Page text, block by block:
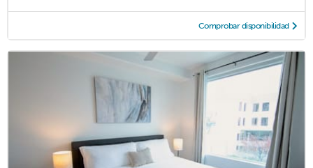
Comprobar disponibilidad